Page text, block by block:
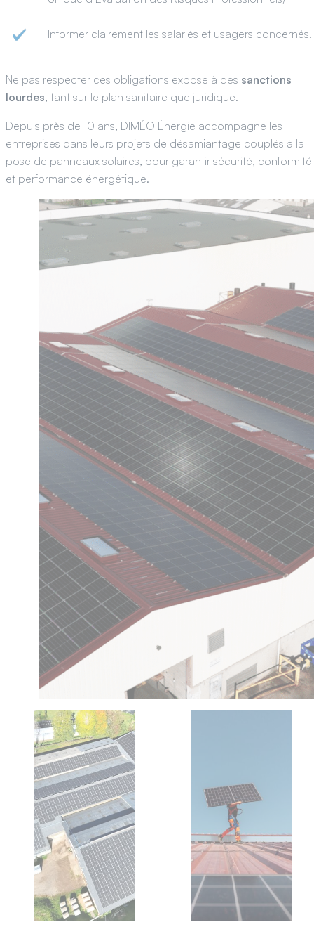
Informer clairement les salariés et usagers concernés.
Ne pas respecter ces obligations expose à des sanctions
lourdes, tant sur le plan sanitaire que juridique.
Depuis près de 10 ans, DIMÉO Énergie accompagne les
entreprises dans leurs projets de désamiantage couplés à la
pose de panneaux solaires, pour garantir sécurité, conformité
et performance énergétique.